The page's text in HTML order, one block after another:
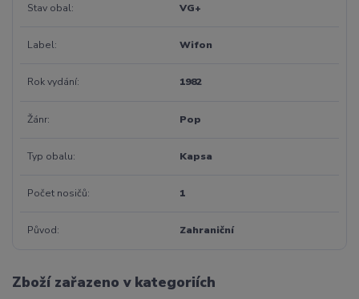
Stav obal VG+
Label Wifon
Rok vydání 1982
Žánr Pop
Typ obalu Kapsa
Počet nosičů 1
Původ Zahraniční
Zboží zařazeno v kategoriích